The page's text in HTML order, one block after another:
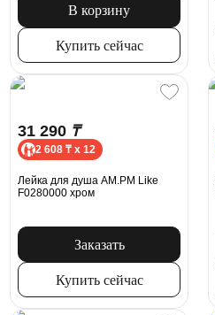
В корзину
Купить сейчас
31 290 ₸
2 608 ₸ x 12
Лейка для душа AM.PM Like
F0280000 хром
Заказать
Купить сейчас